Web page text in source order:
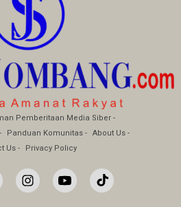
Pemberitaan Media Siber
Panduan Komunitas
About Us
Us
Privacy Policy